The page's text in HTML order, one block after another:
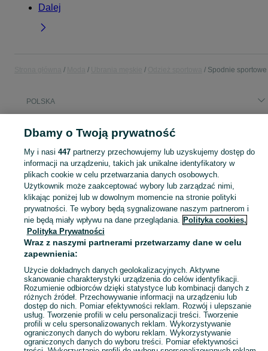
Dalej
Spodnie sportowe
POLSKA
KATEGORIA
Szeroki wybór spodni sportowych męskich w Polsce ▶️ Różne materiały, kolory i rozmiary ✅ Nowe i używane ✌ Porównaj ceny i wybierz ofertę na OLX.pl! Zobacz
Mapa kategorii
Mapa miejscowości
Mapa ministron
Popularne wyszukiwania
Dbamy o Twoją prywatność
My i nasi 447partnerzy przechowujemy lub uzyskujemy dostęp do
informacji na urządzeniu, takich jak unikalne identyfikatory w
plikach cookie w celu przetwarzania danych osobowych.
Użytkownik może zaakceptować wybory lub zarządzać nimi,
klikając poniżej lub w dowolnym momencie na stronie polityki
prywatności. Te wybory będą sygnalizowane naszym partnerom i
nie będą miały wpływu na dane przeglądania. Polityka cookies,
Polityka Prywatności
Wraz z naszymi partnerami przetwarzamy dane w celu
zapewnienia:
Użycie dokładnych danych geolokalizacyjnych. Aktywne
skanowanie charakterystyki urządzenia do celów identyfikacji.
Rozumienie odbiorców dzięki statystyce lub kombinacji danych z
różnych źródeł. Przechowywanie informacji na urządzeniu lub
dostęp do nich. Pomiar efektywności reklam. Rozwój i ulepszanie
usług. Tworzenie profili w celu personalizacji treści. Tworzenie
profili w celu spersonalizowanych reklam. Wykorzystywanie
ograniczonych danych do wyboru reklam. Wykorzystywanie
ograniczonych danych do wyboru treści. Pomiar efektywności